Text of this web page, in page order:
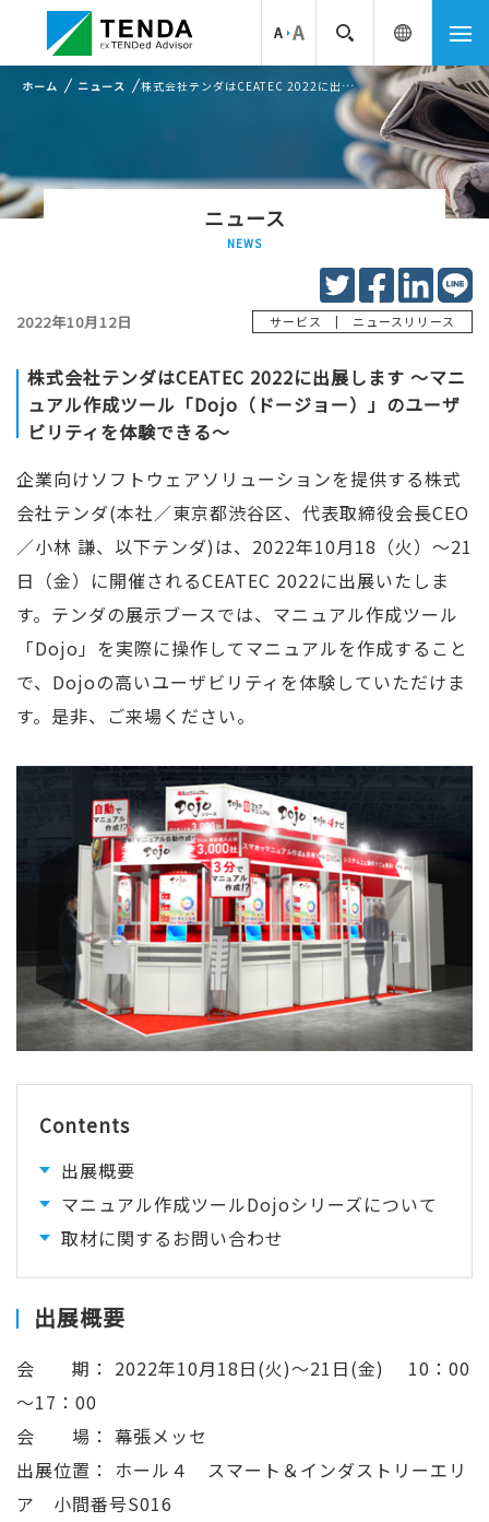
ホーム ニュース 株式会社テンダはCEATEC 2022に出展します ～マニュアル作成ツール「Dojo（ドージョー）」のユーザビリティを体験できる...
ニュース
NEWS
2022年10月12日 サービス | ニュースリリース
株式会社テンダはCEATEC 2022に出展します ～マニ
ュアル作成ツール「Dojo（ドージョー）」のユーザ
ビリティを体験できる～
企業向けソフトウェアソリューションを提供する株式
会社テンダ(本社／東京都渋谷区、代表取締役会長CEO
／小林 謙、以下テンダ)は、2022年10月18（火）～21
日（金）に開催されるCEATEC 2022に出展いたしま
す。テンダの展示ブースでは、マニュアル作成ツール
「Dojo」を実際に操作してマニュアルを作成すること
で、Dojoの高いユーザビリティを体験していただけま
す。是非、ご来場ください。
Contents
出展概要
マニュアル作成ツールDojoシリーズについて
取材に関するお問い合わせ
出展概要
会 期： 2022年10月18日(火)～21日(金) 10：00
～17：00
会 場： 幕張メッセ
出展位置： ホール４ スマート＆インダストリーエリ
ア 小間番号S016